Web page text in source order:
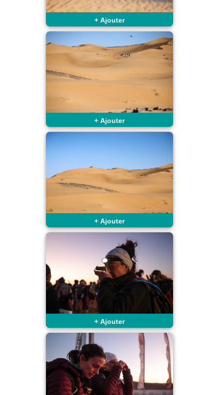
+ Ajouter
+ Ajouter
+ Ajouter
+ Ajouter